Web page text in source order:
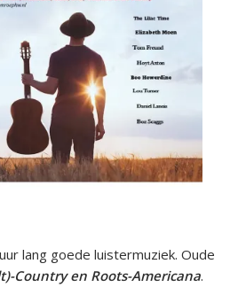
lang goede luistermuziek. Oude
Country en Roots-Americana.